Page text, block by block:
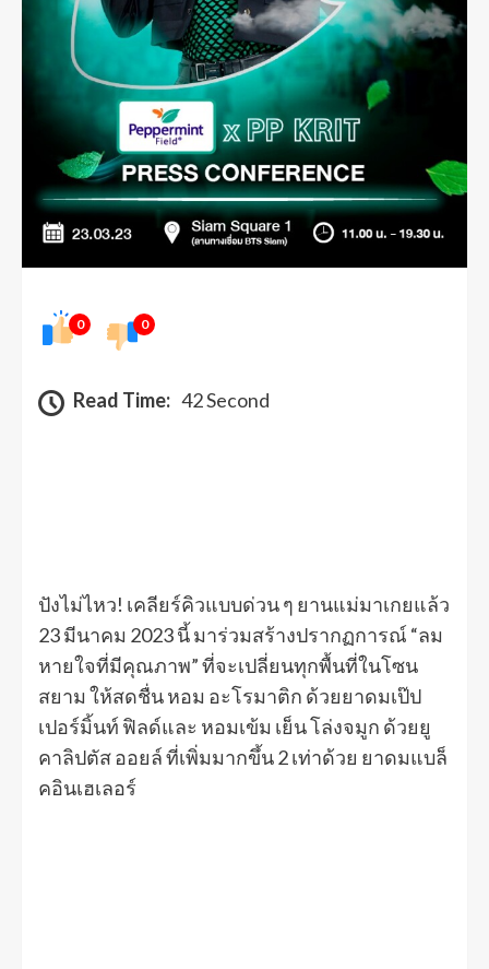
0 0
Read Time: 42 Second
ปังไม่ไหว! เคลียร์คิวแบบด่วน ๆ ยานแม่มาเกยแล้ว
23 มีนาคม 2023 นี้ มาร่วมสร้างปรากฏการณ์ “ลม
หายใจที่มีคุณภาพ” ที่จะเปลี่ยนทุกพื้นที่ในโซน
สยาม ให้สดชื่น หอม อะโรมาติก ด้วยยาดมเป๊ป
เปอร์มิ้นท์ ฟิลด์และ หอมเข้ม เย็น โล่งจมูก ด้วยยู
คาลิปตัส ออยล์ ที่เพิ่มมากขึ้น 2 เท่าด้วย ยาดมแบล็
คอินเฮเลอร์